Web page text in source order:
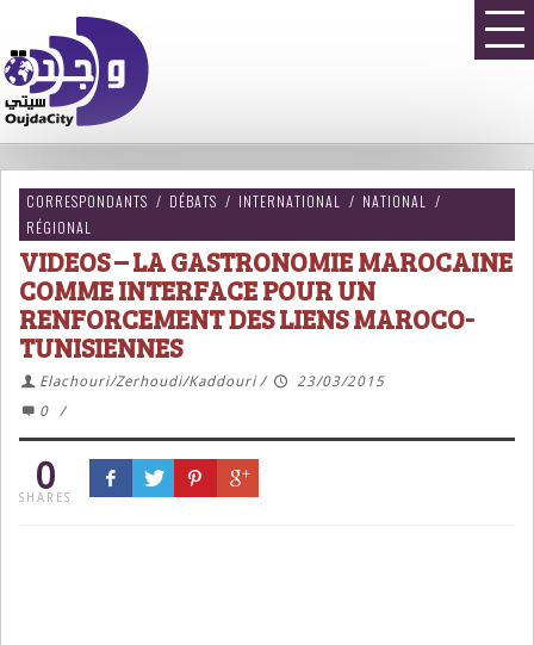
CORRESPONDANTS / DÉBATS / INTERNATIONAL / NATIONAL
/
RÉGIONAL
VIDEOS – LA GASTRONOMIE MAROCAINE
COMME INTERFACE POUR UN
RENFORCEMENT DES LIENS MAROCO-
TUNISIENNES
Elachouri/Zerhoudi/Kaddouri /
23/03/2015
0
/
0
SHARES